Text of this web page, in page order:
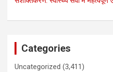
Categories
Uncategorized (3,411)